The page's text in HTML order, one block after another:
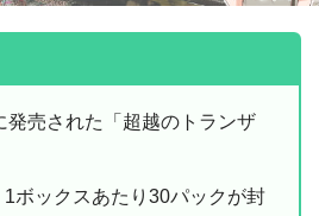
発売された「超越のトランザ
ボックスあたり30パックが封